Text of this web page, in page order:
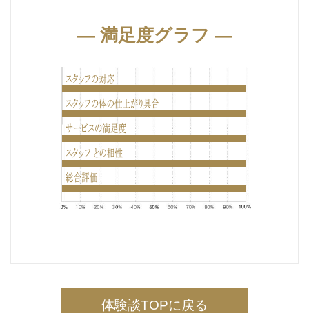
― 満足度グラフ ―
体験談TOPに戻る